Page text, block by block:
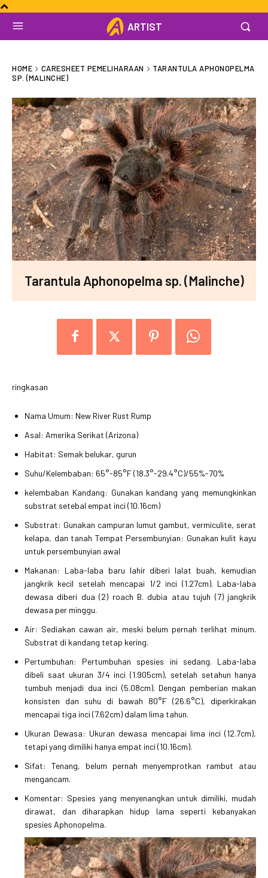
ARTIST
HOME CARESHEET PEMELIHARAAN
TARANTULA APHONOPELMA
SP. (MALINCHE)
Tarantula Aphonopelma sp. (Malinche)
ringkasan
Nama Umum: New River Rust Rump
Asal: Amerika Serikat (Arizona)
Habitat: Semak belukar, gurun
Suhu/Kelembaban: 65°-85°F (18.3°-29.4°C)/55%-70%
kelembaban Kandang: Gunakan kandang yang memungkinkan
substrat setebal empat inci (10.16cm)
Substrat: Gunakan campuran lumut gambut, vermiculite, serat
kelapa, dan tanah Tempat Persembunyian: Gunakan kulit kayu
untuk persembunyian awal
Makanan: Laba-laba baru lahir diberi lalat buah, kemudian
jangkrik kecil setelah mencapai 1/2 inci (1.27cm). Laba-laba
dewasa diberi dua (2) roach B. dubia atau tujuh (7) jangkrik
dewasa per minggu.
Air: Sediakan cawan air, meski belum pernah terlihat minum.
Substrat di kandang tetap kering.
Pertumbuhan: Pertumbuhan spesies ini sedang. Laba-laba
dibeli saat ukuran 3/4 inci (1.905cm), setelah setahun hanya
tumbuh menjadi dua inci (5.08cm). Dengan pemberian makan
konsisten dan suhu di bawah 80°F (26.6°C), diperkirakan
mencapai tiga inci (7.62cm) dalam lima tahun.
Ukuran Dewasa: Ukuran dewasa mencapai lima inci (12.7cm),
tetapi yang dimiliki hanya empat inci (10.16cm).
Sifat: Tenang, belum pernah menyemprotkan rambut atau
mengancam.
Komentar: Spesies yang menyenangkan untuk dimiliki, mudah
dirawat, dan diharapkan hidup lama seperti kebanyakan
spesies Aphonopelma.